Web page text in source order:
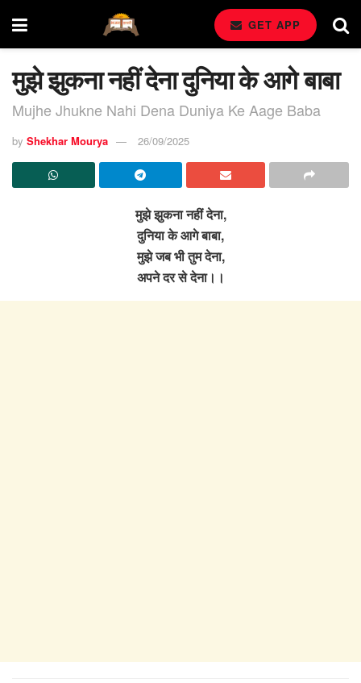
GET APP
मुझे झुकना नहीं देना दुनिया के आगे बाबा
Mujhe Jhukne Nahi Dena Duniya Ke Aage Baba
by Shekhar Mourya 26/09/2025
मुझे झुकना नहीं देना,
दुनिया के आगे बाबा,
मुझे जब भी तुम देना,
अपने दर से देना।।